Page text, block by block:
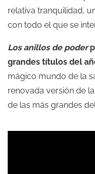
relativa tranquilidad,
con todo el que se
Los anillos de poder
grandes títulos del
mágico mundo de la
renovada versión de
de las más grandes